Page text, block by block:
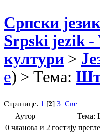
Српски
Srpski jezik
култури >
e) > Тема:
Странице: 1 [2] 3 Све
Аутор
Тема:
0 чланова и 2 гостију